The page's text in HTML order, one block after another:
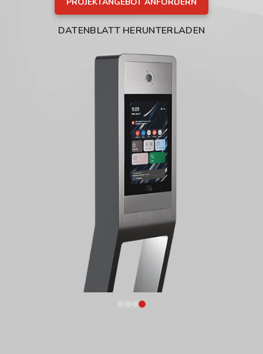
DATENBLATT HERUNTERLADEN